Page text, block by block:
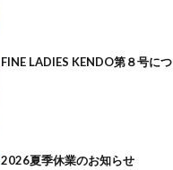
FINE LADIES KENDO第８号に
2026夏季休業のお知らせ